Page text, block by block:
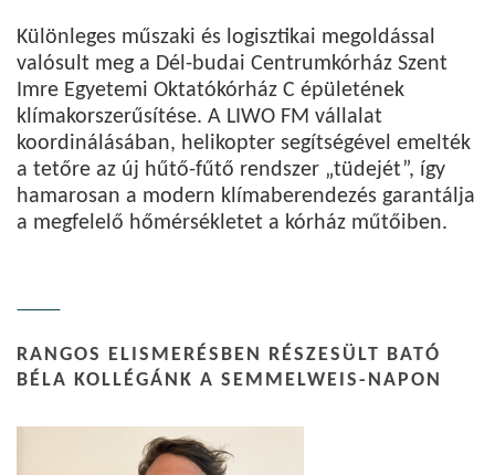
Különleges műszaki és logisztikai megoldással
valósult meg a Dél-budai Centrumkórház Szent
Imre Egyetemi Oktatókórház C épületének
klímakorszerűsítése. A LIWO FM vállalat
koordinálásában, helikopter segítségével emelték
a tetőre az új hűtő-fűtő rendszer „tüdejét”, így
hamarosan a modern klímaberendezés garantálja
a megfelelő hőmérsékletet a kórház műtőiben.
RANGOS ELISMERÉSBEN RÉSZESÜLT BATÓ
BÉLA KOLLÉGÁNK A SEMMELWEIS-NAPON